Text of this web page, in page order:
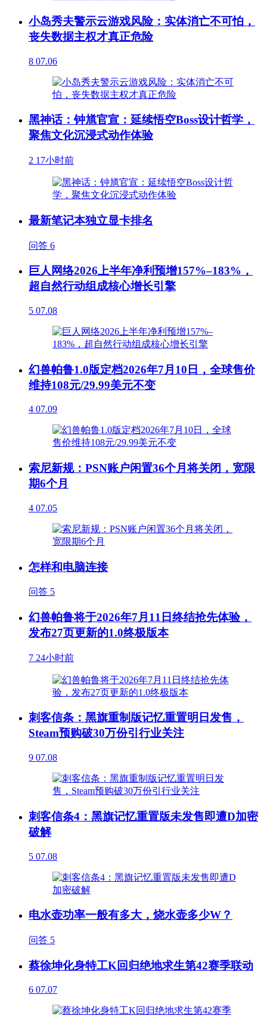
小岛秀夫警示云游戏风险：实体消亡不可怕，
丧失数据主权才真正危险
8 07.06
黑神话：钟馗官宣：延续悟空Boss设计哲学，
聚焦文化沉浸式动作体验
2 17小时前
最新笔记本独立显卡排名
问答 6
巨人网络2026上半年净利预增157%–183%，
超自然行动组成核心增长引擎
5 07.08
幻兽帕鲁1.0版定档2026年7月10日，全球售价
维持108元/29.99美元不变
4 07.09
索尼新规：PSN账户闲置36个月将关闭，宽限
期6个月
4 07.05
怎样和电脑连接
问答 5
幻兽帕鲁将于2026年7月11日终结抢先体验，
发布27页更新的1.0终极版本
7 24小时前
刺客信条：黑旗重制版记忆重置明日发售，
Steam预购破30万份引行业关注
9 07.08
刺客信条4：黑旗记忆重置版未发售即遭D加密
破解
5 07.08
电水壶功率一般有多大，烧水壶多少W？
问答 5
蔡徐坤化身特工K回归绝地求生第42赛季联动
6 07.07